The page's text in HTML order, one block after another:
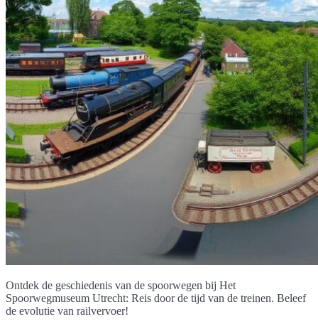
Ontdek de geschiedenis van de spoorwegen bij Het
Spoorwegmuseum Utrecht: Reis door de tijd van de treinen. Beleef
de evolutie van railvervoer!